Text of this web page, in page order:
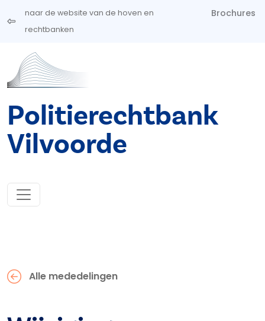
Overslaan en naar de inhoud gaan
naar de website van de hoven en
rechtbanken
Brochures
Politierechtbank
Vilvoorde
Alle mededelingen